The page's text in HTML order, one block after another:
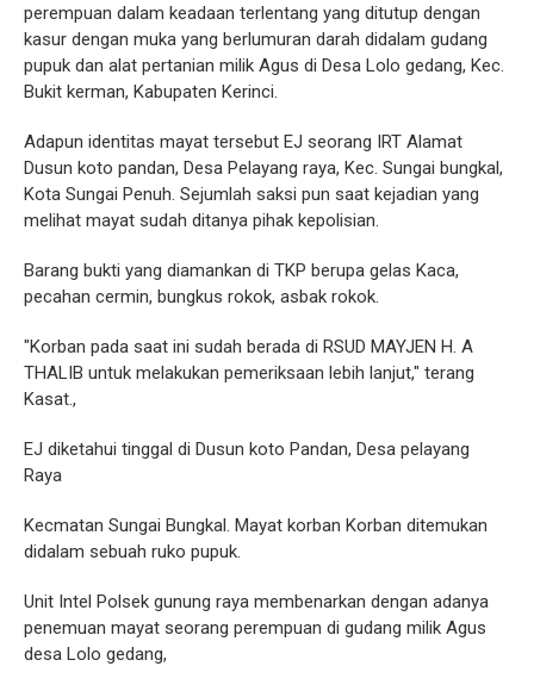
perempuan dalam keadaan terlentang yang ditutup dengan
kasur dengan muka yang berlumuran darah didalam gudang
pupuk dan alat pertanian milik Agus di Desa Lolo gedang, Kec.
Bukit kerman, Kabupaten Kerinci.
Adapun identitas mayat tersebut EJ seorang IRT Alamat
Dusun koto pandan, Desa Pelayang raya, Kec. Sungai bungkal,
Kota Sungai Penuh. Sejumlah saksi pun saat kejadian yang
melihat mayat sudah ditanya pihak kepolisian.
Barang bukti yang diamankan di TKP berupa gelas Kaca,
pecahan cermin, bungkus rokok, asbak rokok.
"Korban pada saat ini sudah berada di RSUD MAYJEN H. A
THALIB untuk melakukan pemeriksaan lebih lanjut," terang
Kasat.,
EJ diketahui tinggal di Dusun koto Pandan, Desa pelayang
Raya
Kecmatan Sungai Bungkal. Mayat korban Korban ditemukan
didalam sebuah ruko pupuk.
Unit Intel Polsek gunung raya membenarkan dengan adanya
penemuan mayat seorang perempuan di gudang milik Agus
desa Lolo gedang,